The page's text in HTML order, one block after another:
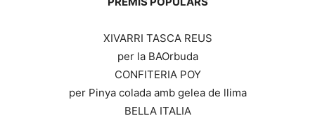
XIVARRI TASCA REUS
per la BAOrbuda
CONFITERIA POY
per Pinya colada amb gelea de llima
BELLA ITALIA